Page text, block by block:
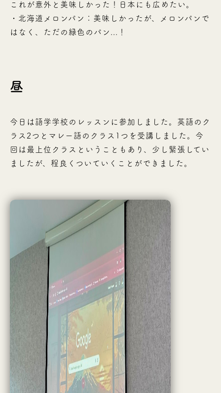
これが意外と美味しかった！日本にも広めたい。
・北海道メロンパン：美味しかったが、メロンパンで
はなく、ただの緑色のパン...！
昼
今日は語学学校のレッスンに参加しました。英語のク
ラス2つとマレー語のクラス1つを受講しました。今
回は最上位クラスということもあり、少し緊張してい
ましたが、程良くついていくことができました。